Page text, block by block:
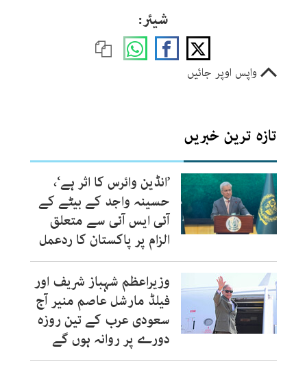
شیئر:
واپس اوپر جائیں
تازہ ترین خبریں
’انڈین وائرس کا اثر ہے‘،
حسینہ واجد کے بیٹے کے
آئی ایس آئی سے متعلق
الزام پر پاکستان کا ردعمل
وزیراعظم شہباز شریف اور
فیلڈ مارشل عاصم منیر آج
سعودی عرب کے تین روزہ
دورے پر روانہ ہوں گے